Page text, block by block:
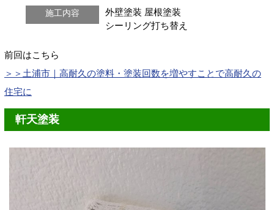
施工内容 外壁塗装 屋根塗装
シーリング打ち替え
前回はこちら
＞＞土浦市｜高耐久の塗料・塗装回数を増やすことで高耐久の
住宅に
軒天塗装